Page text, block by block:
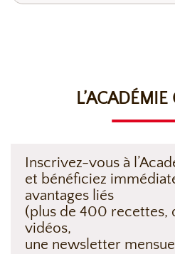
Inscrivez-vous à
et bénéficiez
avantages liés
(plus de 400 recettes,
vidéos,
une newsletter